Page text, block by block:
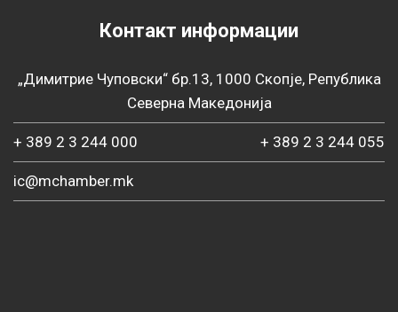
Контакт информации
„Димитрие Чуповски“ бр.13, 1000 Скопје, Република
Северна Македонија
+ 389 2 3 244 000 + 389 2 3 244 055
ic@mchamber.mk